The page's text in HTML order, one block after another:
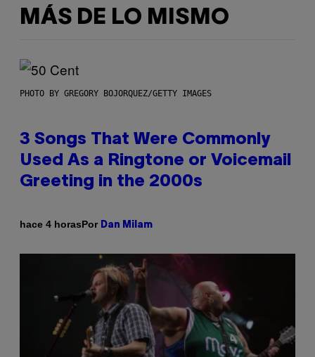
MÁS DE LO MISMO
PHOTO BY GREGORY BOJORQUEZ/GETTY IMAGES
3 Songs That Were Commonly
Used As a Ringtone or Voicemail
Greeting in the 2000s
hace 4 horasPor Dan Milam